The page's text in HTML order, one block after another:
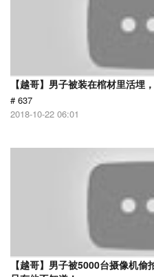
【越哥】男子被装在棺材里活埋
# 637
2018-10-22 06:01
【越哥】男子被5000台摄像机